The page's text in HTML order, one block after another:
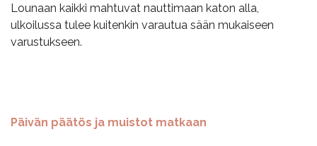
Lounaan kaikki mahtuvat nauttimaan katon alla,
ulkoilussa tulee kuitenkin varautua sään mukaiseen
varustukseen.
Päivän päätös ja muistot matkaan